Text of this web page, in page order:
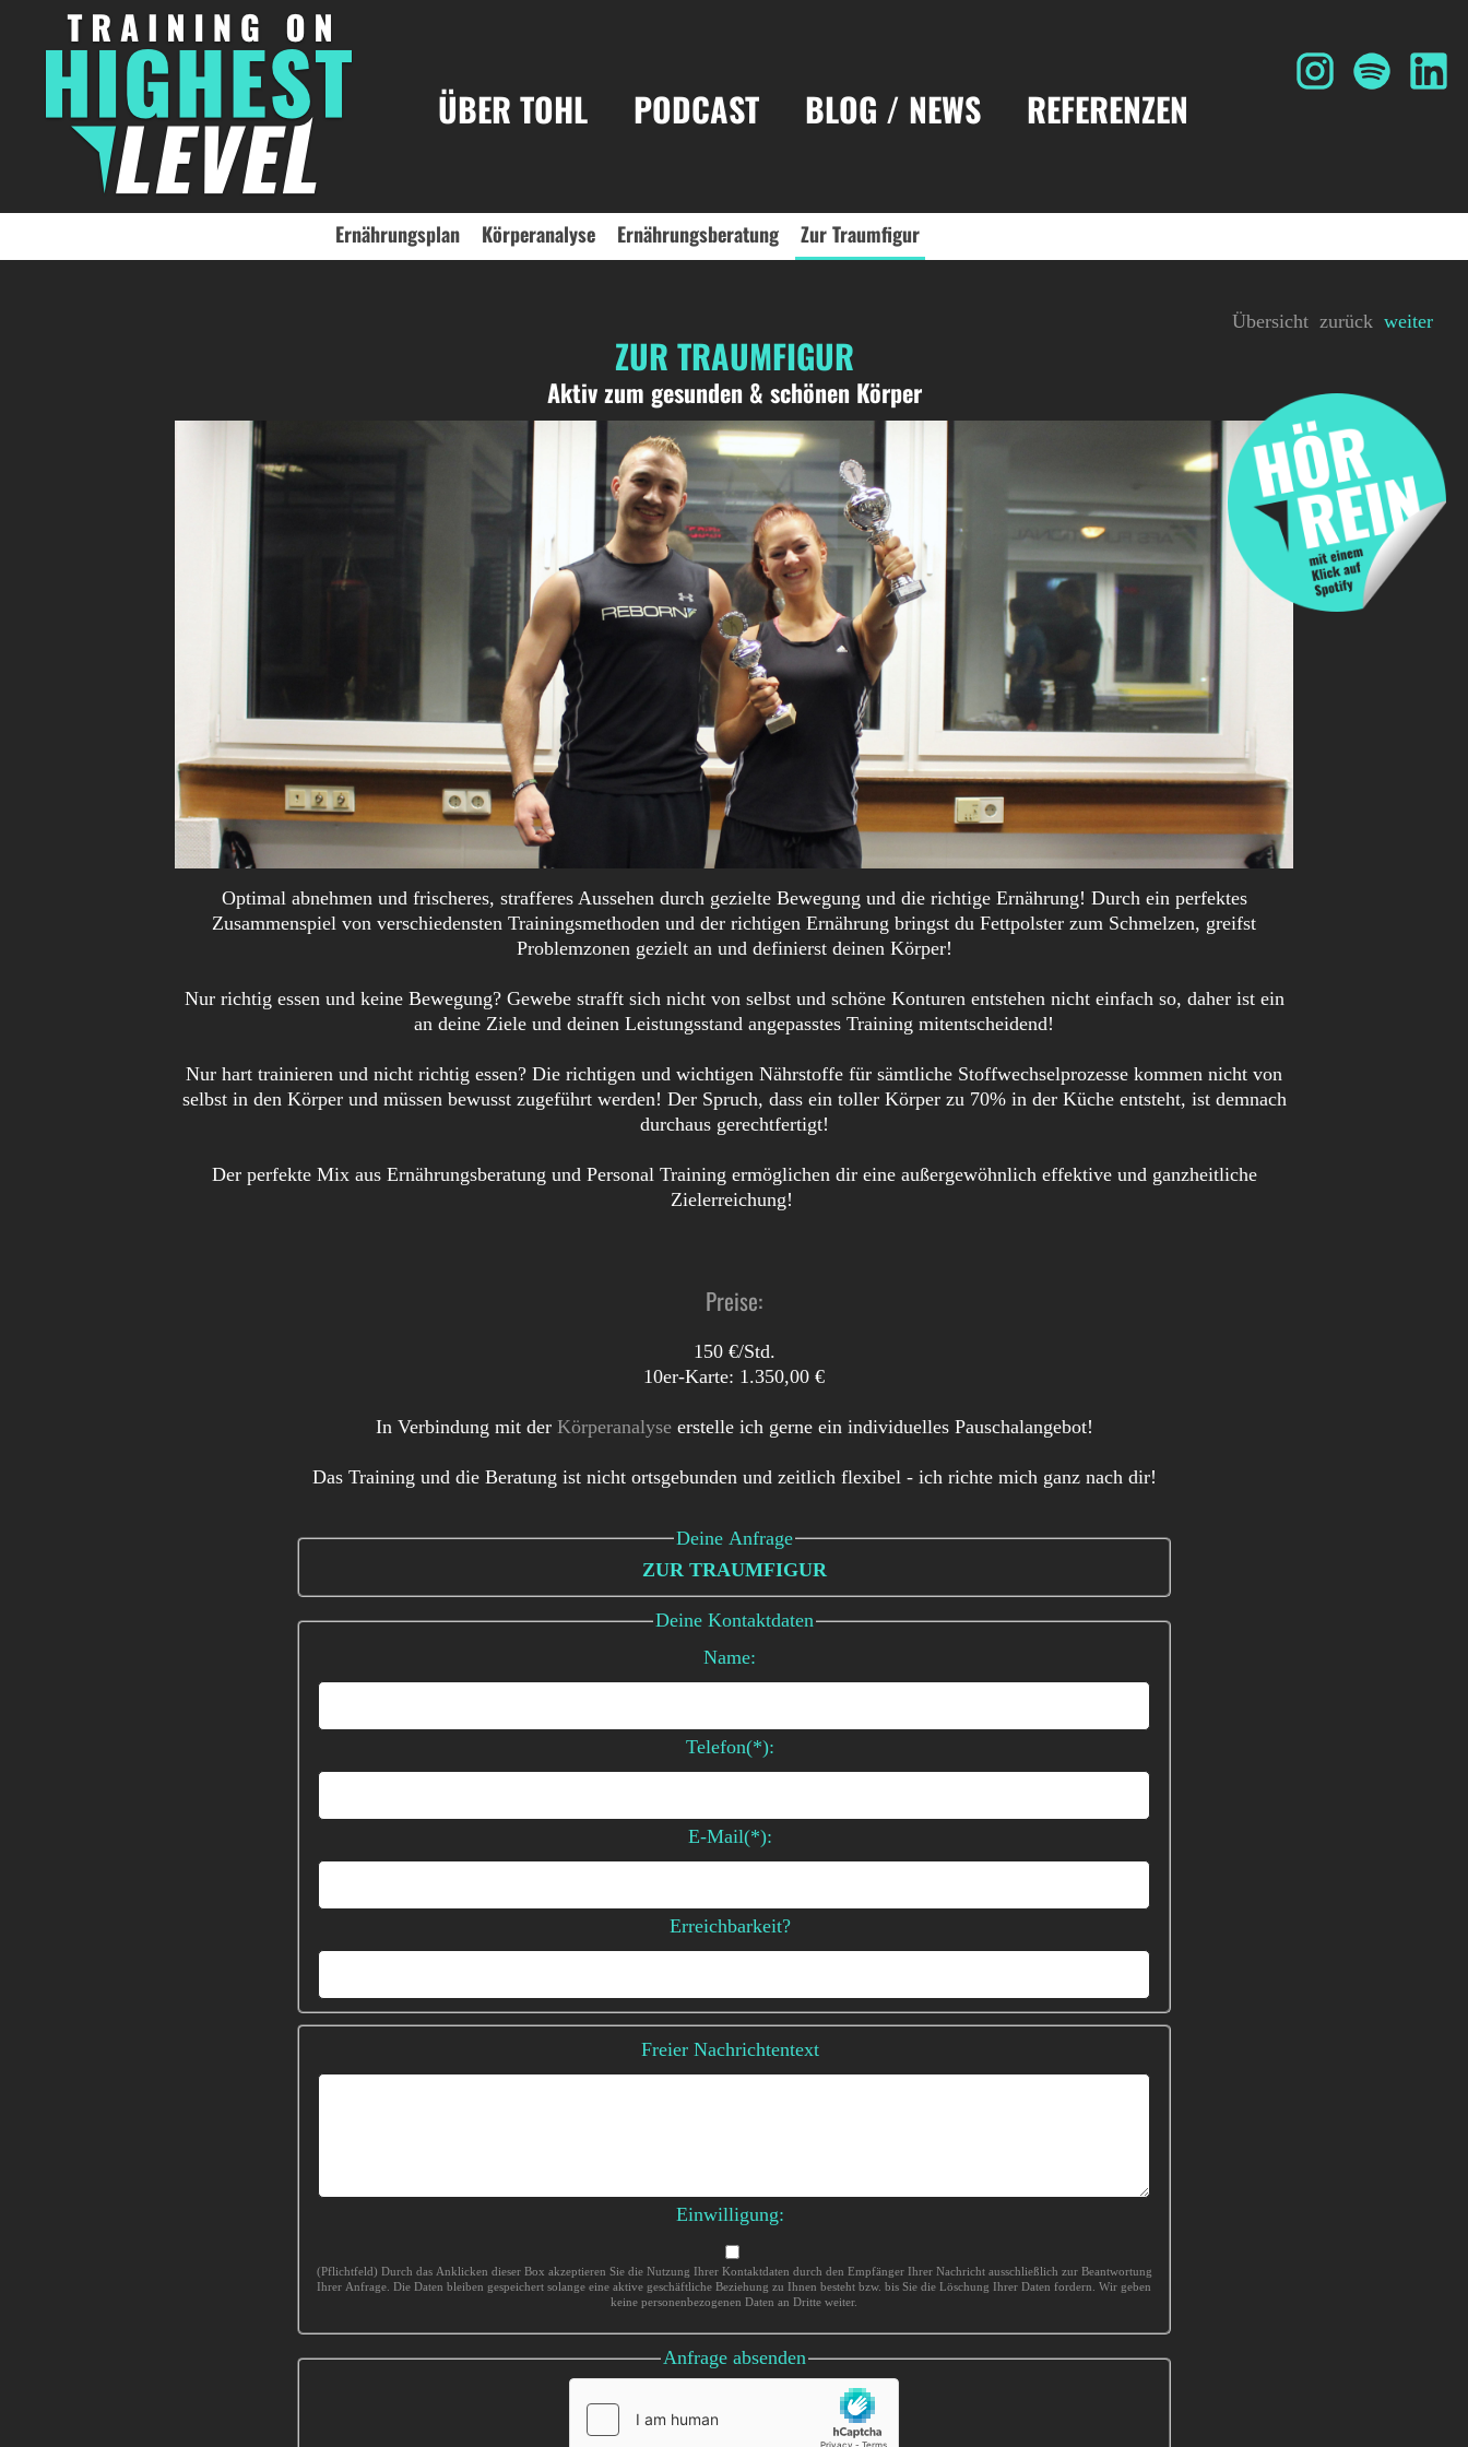
ÜBER TOHL PODCAST BLOG / NEWS REFERENZEN
Ernährungsplan Körperanalyse Ernährungsberatung Zur Traumfigur
Übersicht zurück weiter
ZUR TRAUMFIGUR
Aktiv zum gesunden & schönen Körper
Optimal abnehmen und frischeres, strafferes Aussehen durch gezielte Bewegung und die richtige Ernährung! Durch ein perfektes
Zusammenspiel von verschiedensten Trainingsmethoden und der richtigen Ernährung bringst du Fettpolster zum Schmelzen, greifst
Problemzonen gezielt an und definierst deinen Körper!
Nur richtig essen und keine Bewegung? Gewebe strafft sich nicht von selbst und schöne Konturen entstehen nicht einfach so, daher ist ein
an deine Ziele und deinen Leistungsstand angepasstes Training mitentscheidend!
Nur hart trainieren und nicht richtig essen? Die richtigen und wichtigen Nährstoffe für sämtliche Stoffwechselprozesse kommen nicht von
selbst in den Körper und müssen bewusst zugeführt werden! Der Spruch, dass ein toller Körper zu 70% in der Küche entsteht, ist demnach
durchaus gerechtfertigt!
Der perfekte Mix aus Ernährungsberatung und Personal Training ermöglichen dir eine außergewöhnlich effektive und ganzheitliche
Zielerreichung!
Preise:
150 €/Std.
10er-Karte: 1.350,00 €
In Verbindung mit der Körperanalyse erstelle ich gerne ein individuelles Pauschalangebot!
Das Training und die Beratung ist nicht ortsgebunden und zeitlich flexibel - ich richte mich ganz nach dir!
Deine Anfrage
ZUR TRAUMFIGUR
Deine Kontaktdaten
Name:
Telefon(*):
E-Mail(*):
Erreichbarkeit?
Freier Nachrichtentext
Einwilligung:
(Pflichtfeld) Durch das Anklicken dieser Box akzeptieren Sie die Nutzung Ihrer Kontaktdaten durch den Empfänger Ihrer Nachricht ausschließlich zur Beantwortung
Ihrer Anfrage. Die Daten bleiben gespeichert solange eine aktive geschäftliche Beziehung zu Ihnen besteht bzw. bis Sie die Löschung Ihrer Daten fordern. Wir geben
keine personenbezogenen Daten an Dritte weiter.
Anfrage absenden